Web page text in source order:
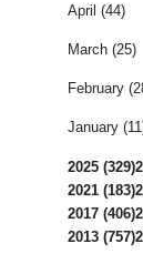
April (44)
March (25)
February
January
2025 (329)
2021 (183)
2017 (406)
2013 (757)